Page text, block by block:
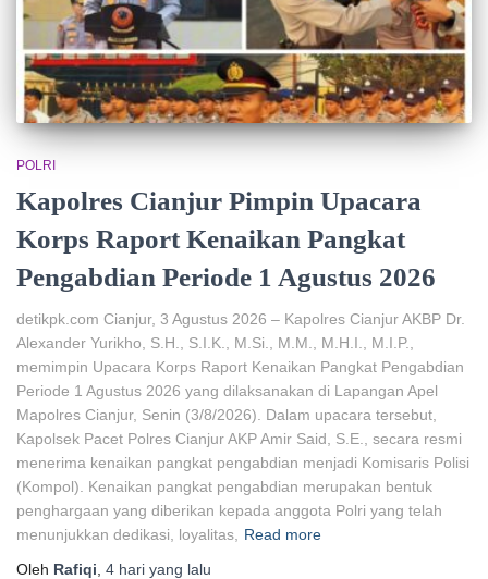
POLRI
Kapolres Cianjur Pimpin Upacara
Korps Raport Kenaikan Pangkat
Pengabdian Periode 1 Agustus 2026
detikpk.com Cianjur, 3 Agustus 2026 – Kapolres Cianjur AKBP Dr.
Alexander Yurikho, S.H., S.I.K., M.Si., M.M., M.H.I., M.I.P.,
memimpin Upacara Korps Raport Kenaikan Pangkat Pengabdian
Periode 1 Agustus 2026 yang dilaksanakan di Lapangan Apel
Mapolres Cianjur, Senin (3/8/2026). Dalam upacara tersebut,
Kapolsek Pacet Polres Cianjur AKP Amir Said, S.E., secara resmi
menerima kenaikan pangkat pengabdian menjadi Komisaris Polisi
(Kompol). Kenaikan pangkat pengabdian merupakan bentuk
penghargaan yang diberikan kepada anggota Polri yang telah
menunjukkan dedikasi, loyalitas,
Read more
Oleh Rafiqi 4 hari yang lalu